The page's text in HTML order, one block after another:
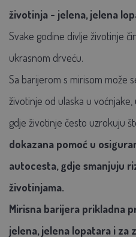
životinja - jelena, jelena
Svake godine divlje životinje
ukrasnom drveću.
Sa barijerom s mirisom može
životinje od ulaska u
gdje životinje često uzrokuju
dokazana pomoć u
autocesta, gdje smanjuju
životinjama.
Mirisna barijera prikladna
jelena, jelena lopatara i za